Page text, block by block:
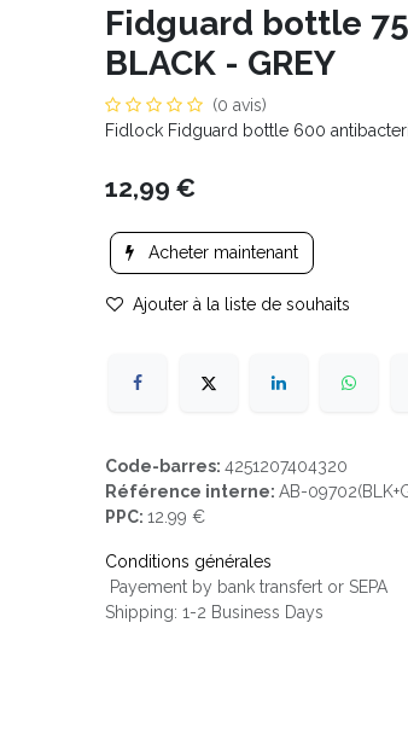
Fidguard bottle
BLACK - GREY
(0 avis)
Fidlock Fidguard bottle 600
12,99 €
Acheter maintenant
Ajouter à la liste de souhaits
Code-barres: 4251207404320
Référence interne: AB-
PPC: 12.99 €
Conditions générales
Payement by bank transfert or SEPA
Shipping: 1-2 Business Days